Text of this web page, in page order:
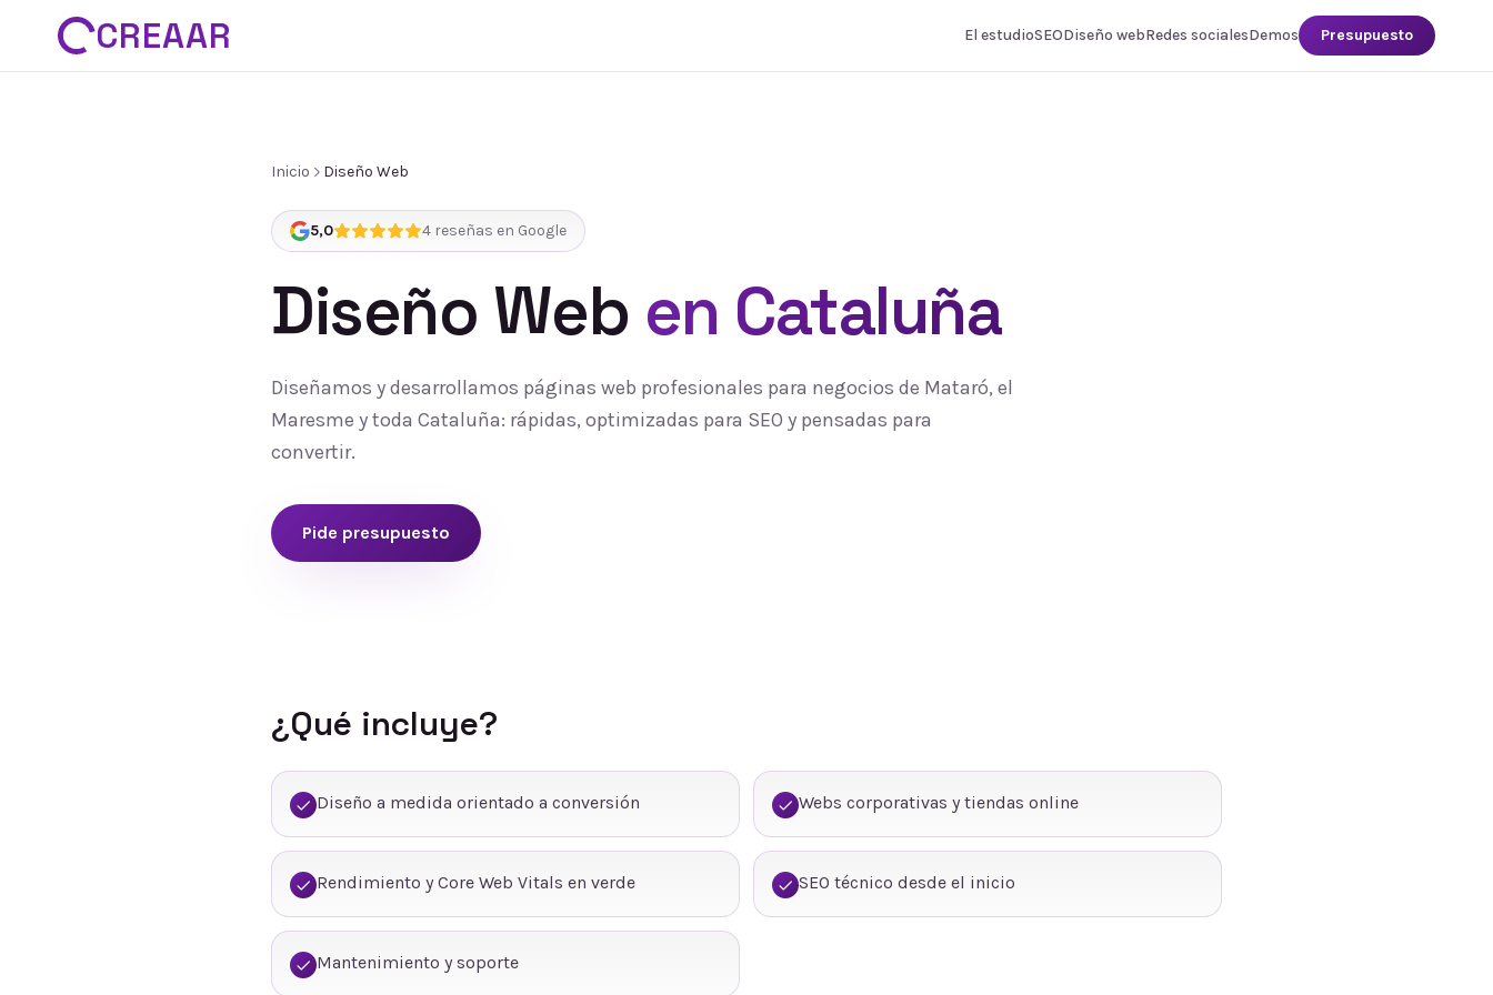
CREAAR El estudioSEODiseño webRedes socialesDemos Presupuesto
Inicio Diseño Web
5,0 4 reseñas en Google
Diseño Web en Cataluña
Diseñamos y desarrollamos páginas web profesionales para negocios de Mataró, el
Maresme y toda Cataluña: rápidas, optimizadas para SEO y pensadas para
convertir.
Pide presupuesto
¿Qué incluye?
Diseño a medida orientado a conversión Webs corporativas y tiendas online
Rendimiento y Core Web Vitals en verde SEO técnico desde el inicio
Mantenimiento y soporte